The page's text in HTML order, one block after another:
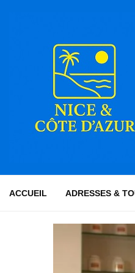
ACCUEIL ADRESSES &